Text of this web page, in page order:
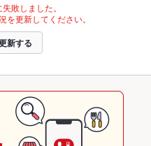
敗しました。
更新してください。
新する